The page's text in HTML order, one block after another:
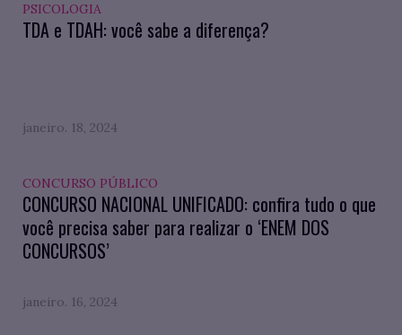
PSICOLOGIA
TDA e TDAH: você sabe a diferença?
janeiro. 18, 2024
CONCURSO PÚBLICO
CONCURSO NACIONAL UNIFICADO: confira tudo o que
você precisa saber para realizar o ‘ENEM DOS
CONCURSOS’
janeiro. 16, 2024